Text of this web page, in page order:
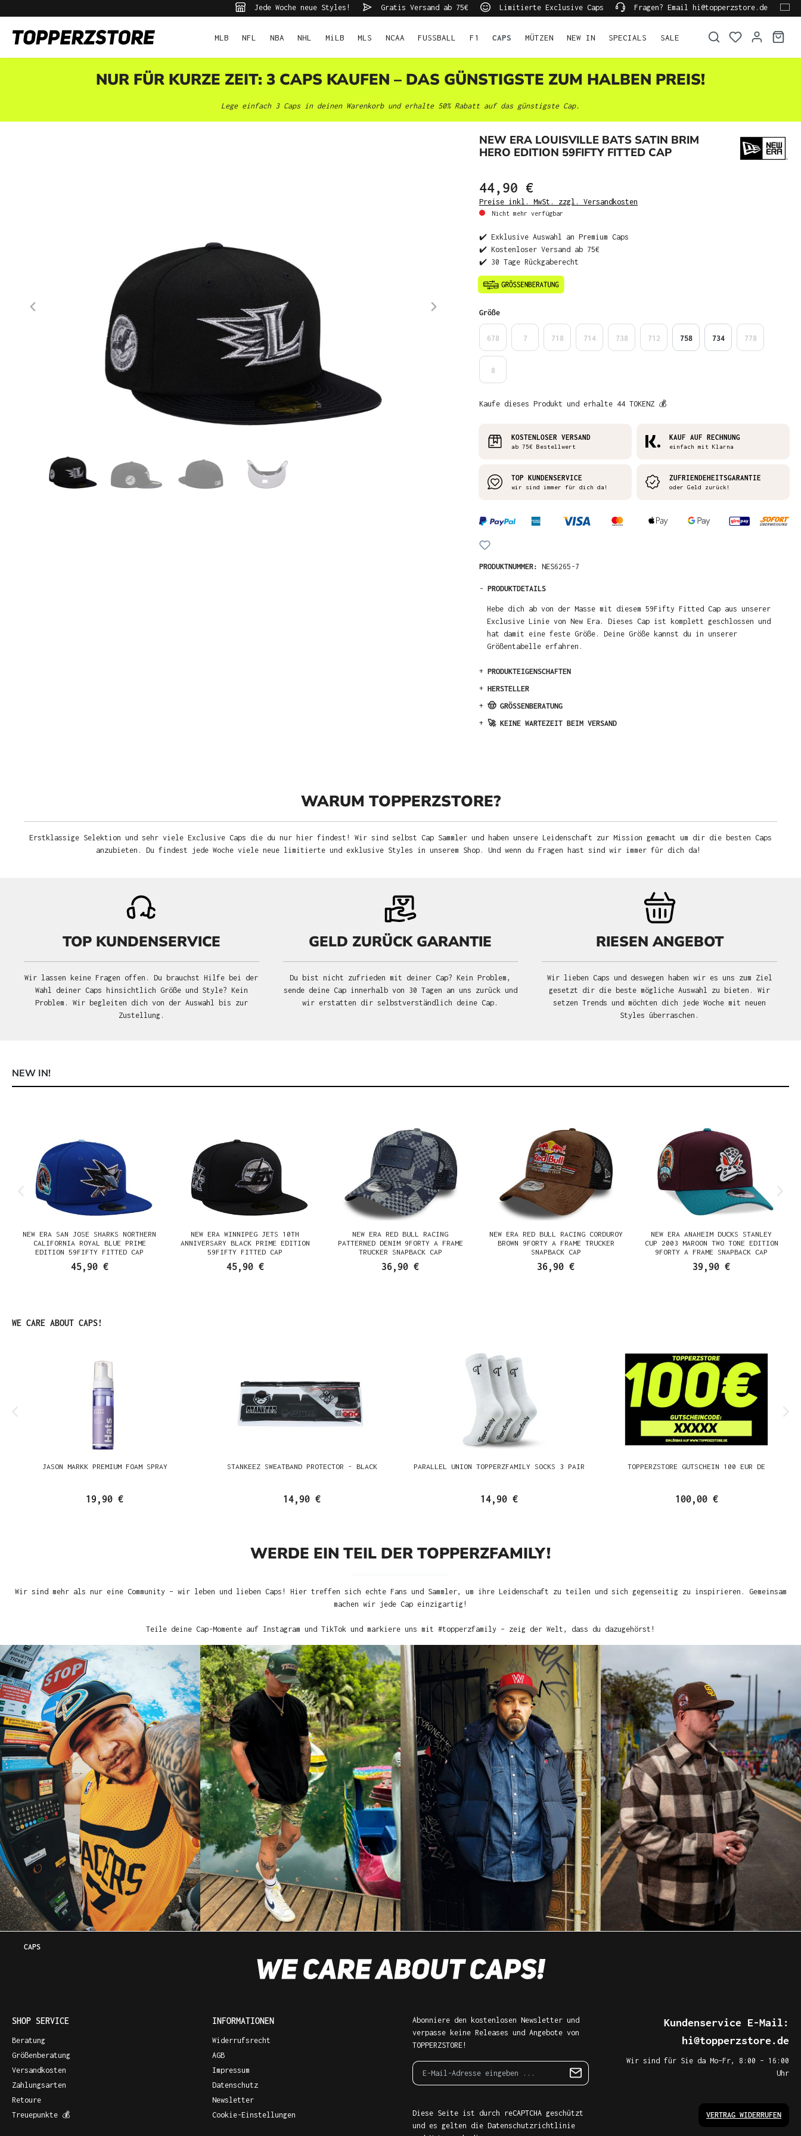
Jede Woche neue Styles! Gratis Versand ab 75€ Limitierte Exclusive Caps Fragen? Email hi@topperzstore.de
MLB NFL NBA NHL MiLB MLS NCAA FUSSBALL F1 CAPS MÜTZEN NEW IN SPECIALS SALE
NUR FÜR KURZE ZEIT: 3 CAPS KAUFEN – DAS GÜNSTIGSTE ZUM HALBEN PREIS!
Lege einfach 3 Caps in deinen Warenkorb und erhalte 50% Rabatt auf das günstigste Cap.
NEW ERA LOUISVILLE BATS SATIN BRIM
HERO EDITION 59FIFTY FITTED CAP
44,90 €
Preise inkl. MwSt. zzgl. Versandkosten
Nicht mehr verfügbar
✔️ Exklusive Auswahl an Premium Caps
✔️ Kostenloser Versand ab 75€
✔️ 30 Tage Rückgaberecht
Größeauswählen
678 7 718 714 738 712 758 734 778
8
Kaufe dieses Produkt und erhalte 44 TOKENZ 💰
KOSTENLOSER VERSAND
ab 75€ Bestellwert
KAUF AUF RECHNUNG
einfach mit Klarna
TOP KUNDENSERVICE
wir sind immer für dich da!
ZUFRIENDEHEITSGARANTIE
oder Geld zurück!
PRODUKTNUMMER: NES6265-7
- PRODUKTDETAILS
Hebe dich ab von der Masse mit diesem 59Fifty Fitted Cap aus unserer
Exclusive Linie von New Era. Dieses Cap ist komplett geschlossen und
hat damit eine feste Größe. Deine Größe kannst du in unserer
Größentabelle erfahren.
+ PRODUKTEIGENSCHAFTEN
+ HERSTELLER
+ 🤠 GRÖSSENBERATUNG
+ 🚀 KEINE WARTEZEIT BEIM VERSAND
WARUM TOPPERZSTORE?
Erstklassige Selektion und sehr viele Exclusive Caps die du nur hier findest! Wir sind selbst Cap Sammler und haben unsere Leidenschaft zur Mission gemacht um dir die besten Caps
anzubieten. Du findest jede Woche viele neue limitierte und exklusive Styles in unserem Shop. Und wenn du Fragen hast sind wir immer für dich da!
TOP KUNDENSERVICE
Wir lassen keine Fragen offen. Du brauchst Hilfe bei der
Wahl deiner Caps hinsichtlich Größe und Style? Kein
Problem. Wir begleiten dich von der Auswahl bis zur
Zustellung.
GELD ZURÜCK GARANTIE
Du bist nicht zufrieden mit deiner Cap? Kein Problem,
sende deine Cap innerhalb von 30 Tagen an uns zurück und
wir erstatten dir selbstverständlich deine Cap.
RIESEN ANGEBOT
Wir lieben Caps und deswegen haben wir es uns zum Ziel
gesetzt dir die beste mögliche Auswahl zu bieten. Wir
setzen Trends und möchten dich jede Woche mit neuen
Styles überraschen.
NEW IN!
NEW ERA SAN JOSE SHARKS NORTHERN
CALIFORNIA ROYAL BLUE PRIME
EDITION 59FIFTY FITTED CAP
45,90 €
NEW ERA WINNIPEG JETS 10TH
ANNIVERSARY BLACK PRIME EDITION
59FIFTY FITTED CAP
45,90 €
NEW ERA RED BULL RACING
PATTERNED DENIM 9FORTY A FRAME
TRUCKER SNAPBACK CAP
36,90 €
NEW ERA RED BULL RACING CORDUROY
BROWN 9FORTY A FRAME TRUCKER
SNAPBACK CAP
36,90 €
NEW ERA ANAHEIM DUCKS STANLEY
CUP 2003 MAROON TWO TONE EDITION
9FORTY A FRAME SNAPBACK CAP
39,90 €
Produktgalerie überspringen
WE CARE ABOUT CAPS!
JASON MARKK PREMIUM FOAM SPRAY
19,90 €
STANKEEZ SWEATBAND PROTECTOR - BLACK
14,90 €
PARALLEL UNION TOPPERZFAMILY SOCKS 3 PAIR
14,90 €
TOPPERZSTORE GUTSCHEIN 100 EUR DE
100,00 €
WERDE EIN TEIL DER TOPPERZFAMILY!
Wir sind mehr als nur eine Community – wir leben und lieben Caps! Hier treffen sich echte Fans und Sammler, um ihre Leidenschaft zu teilen und sich gegenseitig zu inspirieren. Gemeinsam
machen wir jede Cap einzigartig!
Teile deine Cap-Momente auf Instagram und TikTok und markiere uns mit #topperzfamily – zeig der Welt, dass du dazugehörst!
CAPS
SHOP SERVICE
Beratung
Größenberatung
Versandkosten
Zahlungsarten
Retoure
Treuepunkte 💰
INFORMATIONEN
Widerrufsrecht
AGB
Impressum
Datenschutz
Newsletter
Cookie-Einstellungen
Abonniere den kostenlosen Newsletter und
verpasse keine Releases und Angebote von
TOPPERZSTORE!
Diese Seite ist durch reCAPTCHA geschützt
und es gelten die Datenschutzrichtlinie
Kundenservice E-Mail:
hi@topperzstore.de
Wir sind für Sie da Mo–Fr, 8:00 – 16:00
Uhr
VERTRAG WIDERRUFEN